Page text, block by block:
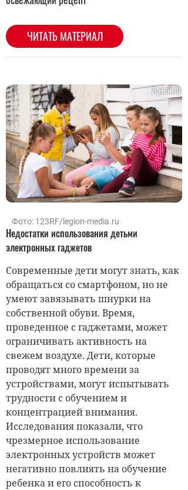
Фото: 123RF/legion-media.ru
Недостатки использования детьми
электронных гаджетов
Современные дети могут знать, как
обращаться со смартфоном, но не
умеют завязывать шнурки на
собственной обуви. Время,
проведенное с гаджетами, может
ограничивать активность на
свежем воздухе. Дети, которые
проводят много времени за
устройствами, могут испытывать
трудности с обучением и
концентрацией внимания.
Исследования показали, что
чрезмерное использование
электронных устройств может
негативно повлиять на обучение
ребенка и его способность к